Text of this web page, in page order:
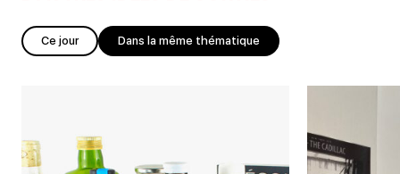
Ce jour Dans la même thématique